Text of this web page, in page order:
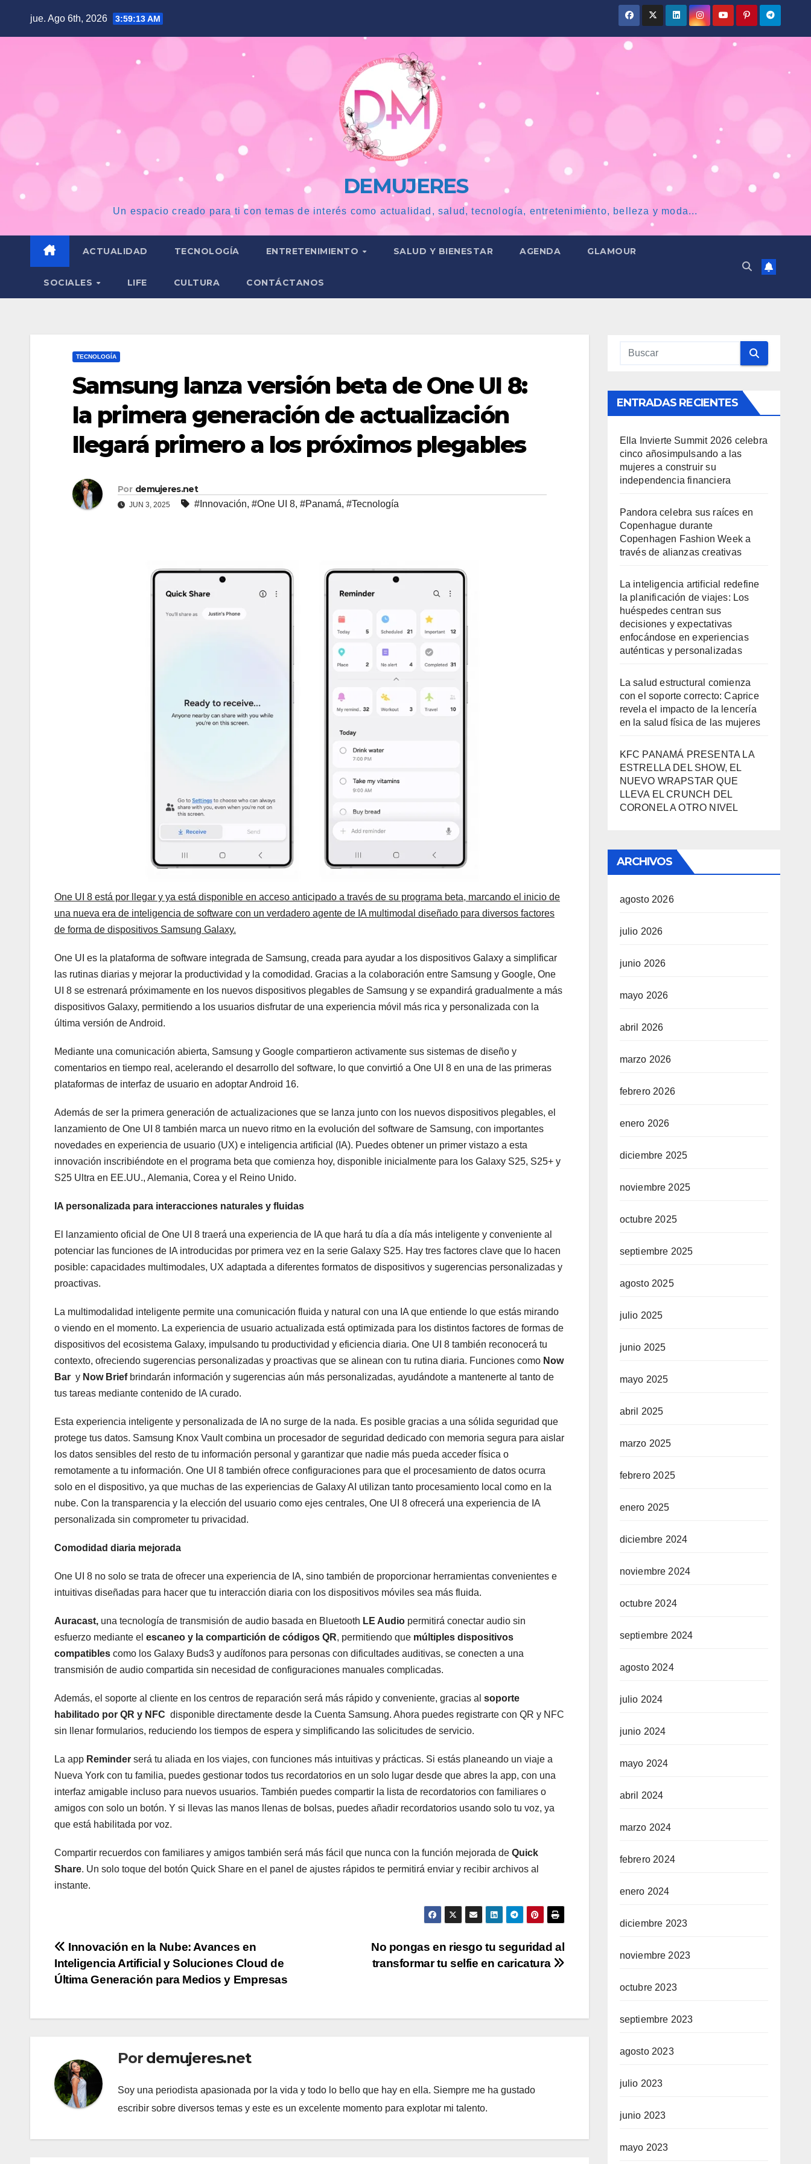
jue. Ago 6th, 2026 3:59:14 AM
DEMUJERES
Un espacio creado para ti con temas de interés como actualidad, salud, tecnología, entretenimiento, belleza y moda...
ACTUALIDAD TECNOLOGÍA ENTRETENIMIENTO SALUD Y BIENESTAR AGENDA GLAMOUR
SOCIALES LIFE CULTURA CONTÁCTANOS
TECNOLOGÍA
Samsung lanza versión beta de One UI 8:
la primera generación de actualización
llegará primero a los próximos plegables
Por demujeres.net
JUN 3, 2025 #Innovación, #One UI 8, #Panamá, #Tecnología
One UI 8 está por llegar y ya está disponible en acceso anticipado a través de su programa beta, marcando el inicio de
una nueva era de inteligencia de software con un verdadero agente de IA multimodal diseñado para diversos factores
de forma de dispositivos Samsung Galaxy.
One UI es la plataforma de software integrada de Samsung, creada para ayudar a los dispositivos Galaxy a simplificar
las rutinas diarias y mejorar la productividad y la comodidad. Gracias a la colaboración entre Samsung y Google, One
UI 8 se estrenará próximamente en los nuevos dispositivos plegables de Samsung y se expandirá gradualmente a más
dispositivos Galaxy, permitiendo a los usuarios disfrutar de una experiencia móvil más rica y personalizada con la
última versión de Android.
Mediante una comunicación abierta, Samsung y Google compartieron activamente sus sistemas de diseño y
comentarios en tiempo real, acelerando el desarrollo del software, lo que convirtió a One UI 8 en una de las primeras
plataformas de interfaz de usuario en adoptar Android 16.
Además de ser la primera generación de actualizaciones que se lanza junto con los nuevos dispositivos plegables, el
lanzamiento de One UI 8 también marca un nuevo ritmo en la evolución del software de Samsung, con importantes
novedades en experiencia de usuario (UX) e inteligencia artificial (IA). Puedes obtener un primer vistazo a esta
innovación inscribiéndote en el programa beta que comienza hoy, disponible inicialmente para los Galaxy S25, S25+ y
S25 Ultra en EE.UU., Alemania, Corea y el Reino Unido.
IA personalizada para interacciones naturales y fluidas
El lanzamiento oficial de One UI 8 traerá una experiencia de IA que hará tu día a día más inteligente y conveniente al
potenciar las funciones de IA introducidas por primera vez en la serie Galaxy S25. Hay tres factores clave que lo hacen
posible: capacidades multimodales, UX adaptada a diferentes formatos de dispositivos y sugerencias personalizadas y
proactivas.
La multimodalidad inteligente permite una comunicación fluida y natural con una IA que entiende lo que estás mirando
o viendo en el momento. La experiencia de usuario actualizada está optimizada para los distintos factores de formas de
dispositivos del ecosistema Galaxy, impulsando tu productividad y eficiencia diaria. One UI 8 también reconocerá tu
contexto, ofreciendo sugerencias personalizadas y proactivas que se alinean con tu rutina diaria. Funciones como Now
Bar y Now Briefbrindarán información y sugerencias aún más personalizadas, ayudándote a mantenerte al tanto de
tus tareas mediante contenido de IA curado.
Esta experiencia inteligente y personalizada de IA no surge de la nada. Es posible gracias a una sólida seguridad que
protege tus datos. Samsung Knox Vault combina un procesador de seguridad dedicado con memoria segura para aislar
los datos sensibles del resto de tu información personal y garantizar que nadie más pueda acceder física o
remotamente a tu información. One UI 8 también ofrece configuraciones para que el procesamiento de datos ocurra
solo en el dispositivo, ya que muchas de las experiencias de Galaxy AI utilizan tanto procesamiento local como en la
nube. Con la transparencia y la elección del usuario como ejes centrales, One UI 8 ofrecerá una experiencia de IA
personalizada sin comprometer tu privacidad.
Comodidad diaria mejorada
One UI 8 no solo se trata de ofrecer una experiencia de IA, sino también de proporcionar herramientas convenientes e
intuitivas diseñadas para hacer que tu interacción diaria con los dispositivos móviles sea más fluida.
Auracast, una tecnología de transmisión de audio basada en Bluetooth LE Audio permitirá conectar audio sin
esfuerzo mediante el escaneo y la compartición de códigos QR, permitiendo que múltiples dispositivos
compatibles como los Galaxy Buds3 y audífonos para personas con dificultades auditivas, se conecten a una
transmisión de audio compartida sin necesidad de configuraciones manuales complicadas.
Además, el soporte al cliente en los centros de reparación será más rápido y conveniente, gracias al soporte
habilitado por QR y NFC disponible directamente desde la Cuenta Samsung. Ahora puedes registrarte con QR y NFC
sin llenar formularios, reduciendo los tiempos de espera y simplificando las solicitudes de servicio.
La app Reminder será tu aliada en los viajes, con funciones más intuitivas y prácticas. Si estás planeando un viaje a
Nueva York con tu familia, puedes gestionar todos tus recordatorios en un solo lugar desde que abres la app, con una
interfaz amigable incluso para nuevos usuarios. También puedes compartir la lista de recordatorios con familiares o
amigos con solo un botón. Y si llevas las manos llenas de bolsas, puedes añadir recordatorios usando solo tu voz, ya
que está habilitada por voz.
Compartir recuerdos con familiares y amigos también será más fácil que nunca con la función mejorada de Quick
Share. Un solo toque del botón Quick Share en el panel de ajustes rápidos te permitirá enviar y recibir archivos al
instante.
Navegación
de
No pongas en riesgo tu seguridad al
transformar tu selfie en caricatura
Innovación en la Nube: Avances en
Inteligencia Artificial y Soluciones Cloud de
Última Generación para Medios y Empresas
Por demujeres.net
Soy una periodista apasionada por la vida y todo lo bello que hay en ella. Siempre me ha gustado
escribir sobre diversos temas y este es un excelente momento para explotar mi talento.
ENTRADAS RECIENTES
Ella Invierte Summit 2026 celebra
cinco añosimpulsando a las
mujeres a construir su
independencia financiera
Pandora celebra sus raíces en
Copenhague durante
Copenhagen Fashion Week a
través de alianzas creativas
La inteligencia artificial redefine
la planificación de viajes: Los
huéspedes centran sus
decisiones y expectativas
enfocándose en experiencias
auténticas y personalizadas
La salud estructural comienza
con el soporte correcto: Caprice
revela el impacto de la lencería
en la salud física de las mujeres
KFC PANAMÁ PRESENTA LA
ESTRELLA DEL SHOW, EL
NUEVO WRAPSTAR QUE
LLEVA EL CRUNCH DEL
CORONEL A OTRO NIVEL
ARCHIVOS
agosto 2026
julio 2026
junio 2026
mayo 2026
abril 2026
marzo 2026
febrero 2026
enero 2026
diciembre 2025
noviembre 2025
octubre 2025
septiembre 2025
agosto 2025
julio 2025
junio 2025
mayo 2025
abril 2025
marzo 2025
febrero 2025
enero 2025
diciembre 2024
noviembre 2024
octubre 2024
septiembre 2024
agosto 2024
julio 2024
junio 2024
mayo 2024
abril 2024
marzo 2024
febrero 2024
enero 2024
diciembre 2023
noviembre 2023
octubre 2023
septiembre 2023
agosto 2023
julio 2023
junio 2023
mayo 2023